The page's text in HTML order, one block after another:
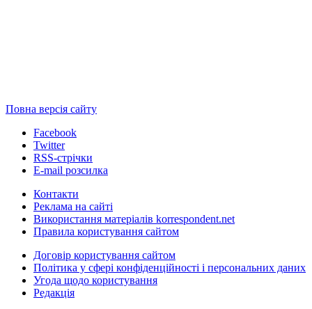
Повна версія сайту
Facebook
Twitter
RSS-стрічки
E-mail розсилка
Контакти
Реклама на сайті
Використання матеріалів korrespondent.net
Правила користування сайтом
Договір користування сайтом
Політика у сфері конфіденційності і персональних даних
Угода щодо користування
Редакція